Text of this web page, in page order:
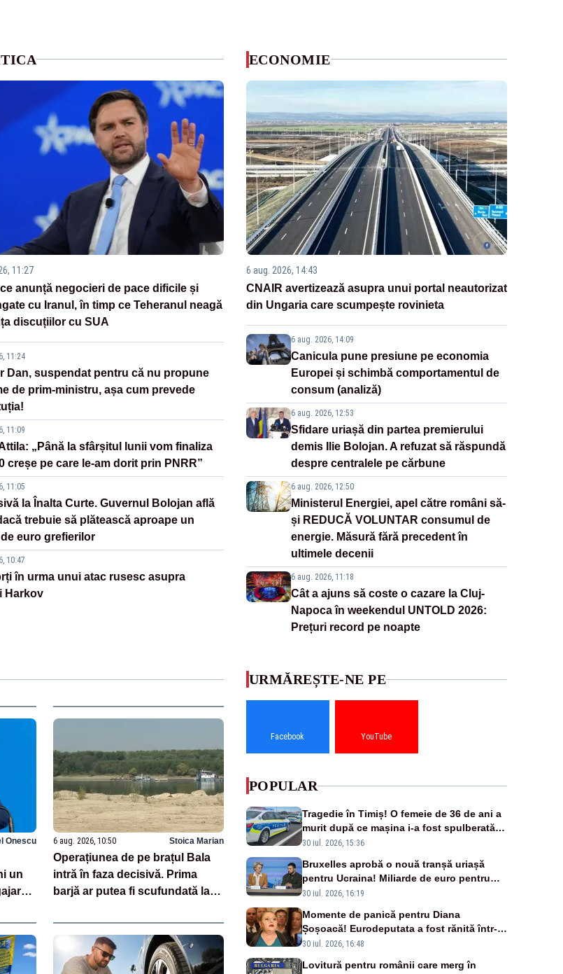
11:27
anunță negocieri de pace dificile și
cu Iranul, în timp ce Teheranul neagă
discuțiilor cu SUA
11:24
Dan, suspendat pentru că nu propune
de prim-ministru, așa cum prevede
11:09
„Până la sfârșitul lunii vom finaliza
creșe pe care le-am dorit prin PNRR”
11:05
la Înalta Curte. Guvernul Bolojan află
trebuie să plătească aproape un
euro grefierilor
10:47
în urma unui atac rusesc asupra
Harkov
ECONOMIE
6 aug. 2026, 14:43
CNAIR avertizează asupra unui portal neautorizat
din Ungaria care scumpește rovinieta
6 aug. 2026, 14:09
Canicula pune presiune pe economia
Europei și schimbă comportamentul de
consum (analiză)
6 aug. 2026, 12:53
Sfidare uriașă din partea premierului
demis Ilie Bolojan. A refuzat să răspundă
despre centralele pe cărbune
6 aug. 2026, 12:50
Ministerul Energiei, apel către români să-
și REDUCĂ VOLUNTAR consumul de
energie. Măsură fără precedent în
ultimele decenii
6 aug. 2026, 11:18
Cât a ajuns să coste o cazare la Cluj-
Napoca în weekendul UNTOLD 2026:
Prețuri record pe noapte
Onescu
un
6 aug. 2026, 10:50 Stoica Marian
Operațiunea de pe brațul Bala
intră în faza decisivă. Prima
barjă ar putea fi scufundată la
URMĂREȘTE-NE PE
Facebook YouTube
POPULAR
Tragedie în Timiș! O femeie de 36 de ani a
murit după ce mașina i-a fost spulberată
de tren
30 iul. 2026, 15:36
Bruxelles aprobă o nouă tranșă uriașă
pentru Ucraina! Miliarde de euro pentru
armament și apărare
30 iul. 2026, 16:19
Momente de panică pentru Diana
Șoșoacă! Eurodeputata a fost rănită într-
un accident rutier
30 iul. 2026, 16:48
Lovitură pentru românii care merg în